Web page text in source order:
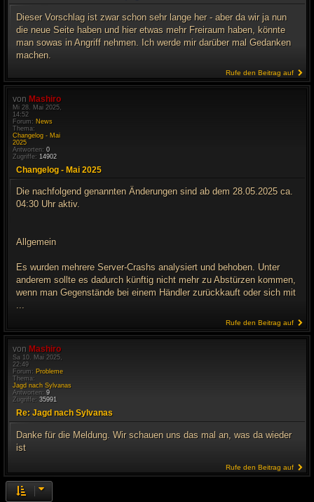
Dieser Vorschlag ist zwar schon sehr lange her - aber da wir ja nun
die neue Seite haben und hier etwas mehr Freiraum haben, könnte
man sowas in Angriff nehmen. Ich werde mir darüber mal Gedanken
machen.
Rufe den Beitrag auf
von Mashiro
Mi 28. Mai 2025,
14:52
Forum: News
Thema:
Changelog - Mai
2025
Antworten: 0
Zugriffe: 14902
Changelog - Mai 2025
Die nachfolgend genannten Änderungen sind ab dem 28.05.2025 ca.
04:30 Uhr aktiv.
Allgemein
Es wurden mehrere Server-Crashs analysiert und behoben. Unter
anderem sollte es dadurch künftig nicht mehr zu Abstürzen kommen,
wenn man Gegenstände bei einem Händler zurückkauft oder sich mit
...
Rufe den Beitrag auf
von Mashiro
Sa 10. Mai 2025,
22:49
Forum: Probleme
Thema:
Jagd nach Sylvanas
Antworten: 9
Zugriffe: 35991
Re: Jagd nach Sylvanas
Danke für die Meldung. Wir schauen uns das mal an, was da wieder
ist
Rufe den Beitrag auf